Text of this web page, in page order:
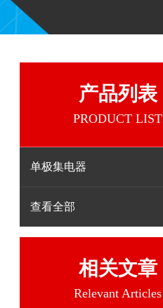
产品列表
PRODUCT LIST
单极集电器
查看全部
相关文章
Relevant Articles